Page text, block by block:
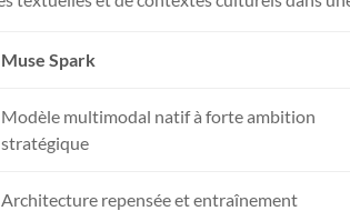
Muse Spark
Modèle multimodal natif à forte ambition
stratégique
Architecture repensée et entraînement